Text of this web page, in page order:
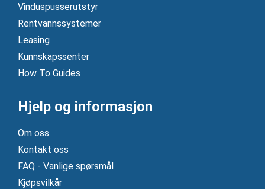
Vinduspusserutstyr
Rentvannssystemer
Leasing
Kunnskapssenter
How To Guides
Hjelp og informasjon
Om oss
Kontakt oss
FAQ - Vanlige spørsmål
Kjøpsvilkår